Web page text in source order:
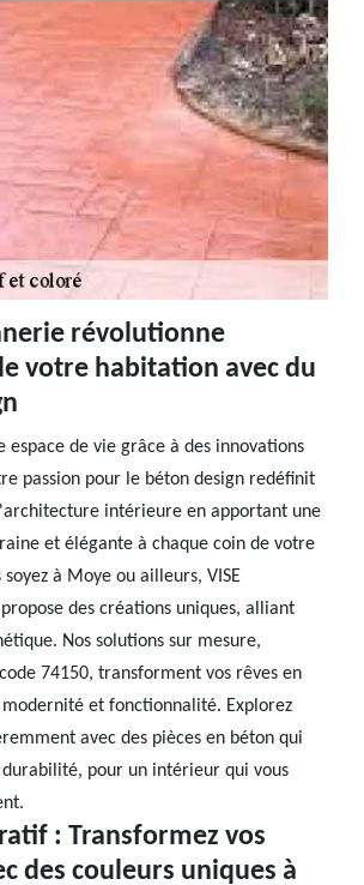
révolutionne
votre habitation avec du
espace de vie grâce à des innovations
passion pour le béton design redéfinit
intérieure en apportant une
et élégante à chaque coin de votre
à Moye ou ailleurs, VISE
des créations uniques, alliant
Nos solutions sur mesure,
74150, transforment vos rêves en
et fonctionnalité. Explorez
avec des pièces en béton qui
pour un intérieur qui vous
: Transformez vos
des couleurs uniques à